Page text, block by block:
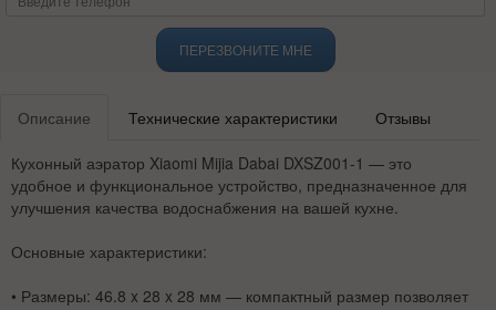
ПЕРЕЗВОНИТЕ МНЕ
Описание Технические характеристики Отзывы
Кухонный аэратор Xiaomi Mijia Dabai DXSZ001-1 — это
удобное и функциональное устройство, предназначенное для
улучшения качества водоснабжения на вашей кухне.
Основные характеристики:
• Размеры: 46.8 x 28 x 28 мм — компактный размер позволяет